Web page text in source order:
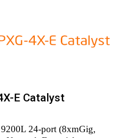
E Catalyst
24-port (8xmGig,